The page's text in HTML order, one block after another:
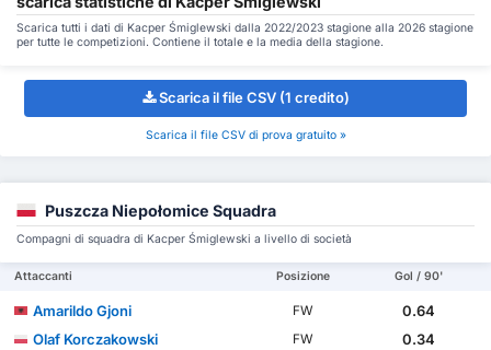
Scarica tutti i dati di Kacper Śmiglewski dalla 2022/2023 stagione alla 2026 stagione
per tutte le competizioni. Contiene il totale e la media della stagione.
Scarica il file CSV (1 credito)
Scarica il file CSV di prova gratuito »
Puszcza Niepołomice Squadra
Compagni di squadra di Kacper Śmiglewski a livello di società
Attaccanti Posizione Gol / 90'
Amarildo Gjoni FW
0.64
Olaf Korczakowski
FW
0.34